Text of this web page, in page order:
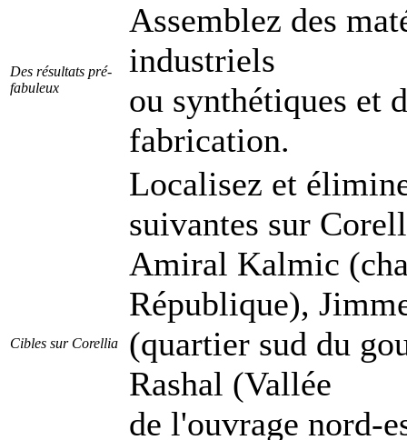
Des résultats pré-
fabuleux
Assemblez des
industriels
ou synthétiques et
fabrication.
Cibles sur Corellia
Localisez et
suivantes sur
Amiral Kalmic
République),
(quartier sud du
Rashal (Vallée
de l'ouvrage nord-